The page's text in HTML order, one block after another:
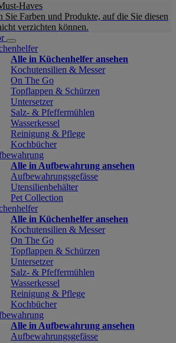
Haves
Sie Farben und Produkte, auf die Sie diesen
verzichten können.
Alle in Küchenhelfer ansehen
Kochutensilien & Messer
On The Go
Topflappen & Schürzen
Untersetzer
Salz- & Pfeffermühlen
Wasserkessel
Reinigung & Pflege
Kochbücher
Alle in Aufbewahrung ansehen
Aufbewahrungsgefässe
Utensilienbehälter
Pet Collection
Alle in Küchenhelfer ansehen
Kochutensilien & Messer
On The Go
Topflappen & Schürzen
Untersetzer
Salz- & Pfeffermühlen
Wasserkessel
Reinigung & Pflege
Kochbücher
Alle in Aufbewahrung ansehen
Aufbewahrungsgefässe